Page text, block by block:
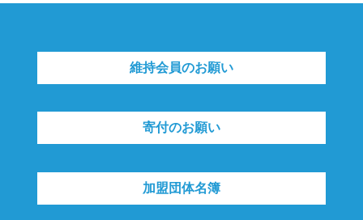
維持会員のお願い
寄付のお願い
加盟団体名簿